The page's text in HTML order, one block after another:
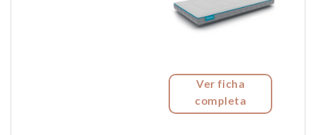
Ver ficha
completa